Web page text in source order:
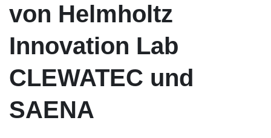
von Helmholtz
Innovation Lab
CLEWATEC und
SAENA